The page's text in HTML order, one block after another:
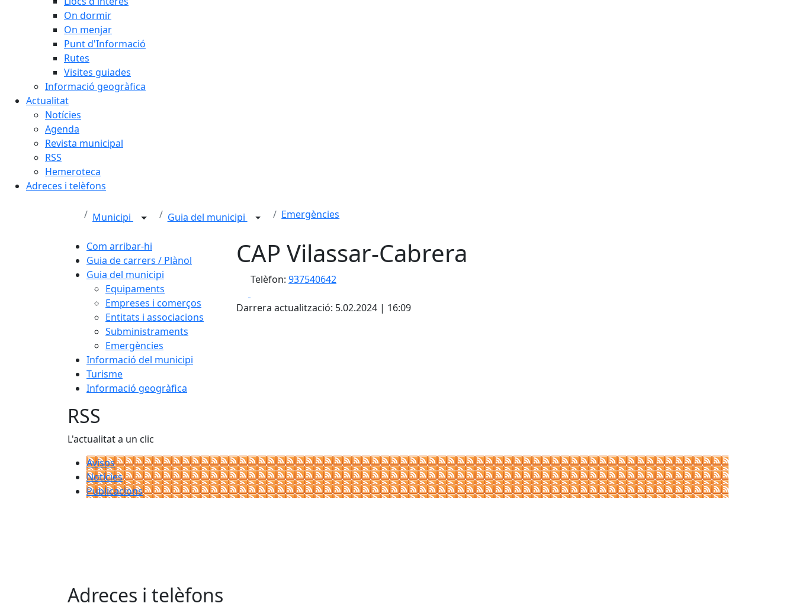
On dormir
On menjar
Punt d'Informació
Rutes
Visites guiades
Informació geogràfica
Actualitat
Notícies
Agenda
Revista municipal
RSS
Hemeroteca
Adreces i telèfons
Municipi Guia del municipi Emergències
Com arribar-hi
Guia de carrers / Plànol
Guia del municipi
Equipaments
Empreses i comerços
Entitats i associacions
Subministraments
Emergències
Informació del municipi
Turisme
Informació geogràfica
CAP Vilassar-Cabrera
Telèfon: 937540642
Darrera actualització: 5.02.2024 | 16:09
RSS
L'actualitat a un clic
Avisos
Notícies
Publicacions
Adreces i telèfons